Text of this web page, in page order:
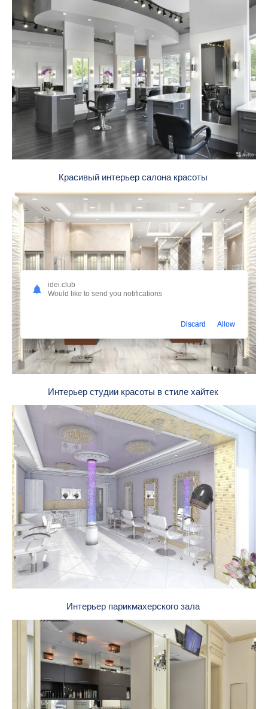
Красивый интерьер салона красоты
Интерьер студии красоты в стиле хайтек
Интерьер парикмахерского зала
idei.club
Would like to send you notifications
Discard Allow